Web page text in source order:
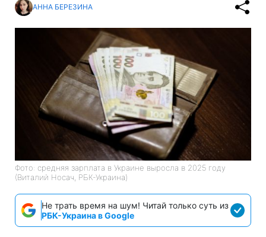
АННА БЕРЕЗИНА
Фото: средняя зарплата в Украине выросла в 2025 году
(Виталий Носач, РБК-Украина)
Не трать время на шум! Читай только суть из
РБК-Украина в Google